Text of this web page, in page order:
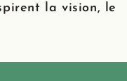
la vision, le